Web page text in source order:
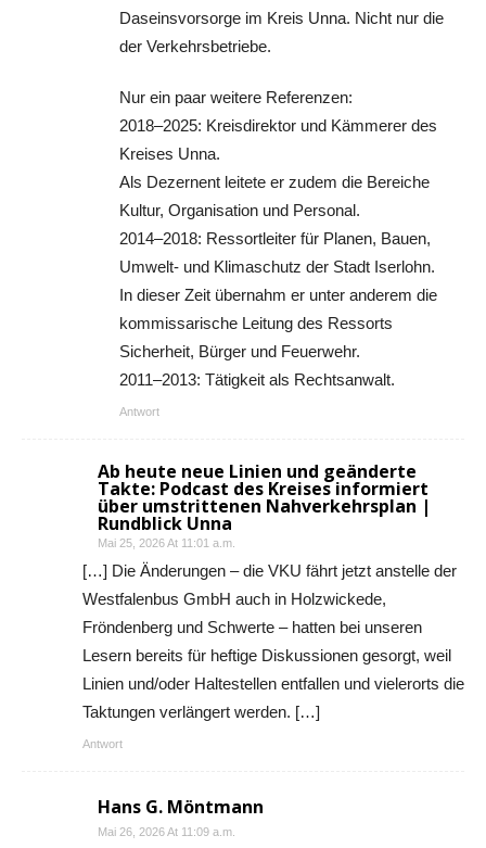
Daseinsvorsorge im Kreis Unna. Nicht nur die
der Verkehrsbetriebe.
Nur ein paar weitere Referenzen:
2018–2025: Kreisdirektor und Kämmerer des
Kreises Unna.
Als Dezernent leitete er zudem die Bereiche
Kultur, Organisation und Personal.
2014–2018: Ressortleiter für Planen, Bauen,
Umwelt- und Klimaschutz der Stadt Iserlohn.
In dieser Zeit übernahm er unter anderem die
kommissarische Leitung des Ressorts
Sicherheit, Bürger und Feuerwehr.
2011–2013: Tätigkeit als Rechtsanwalt.
Antwort
Ab heute neue Linien und geänderte
Takte: Podcast des Kreises informiert
über umstrittenen Nahverkehrsplan |
Rundblick Unna
Mai 25, 2026 At 11:01 a.m.
[…] Die Änderungen – die VKU fährt jetzt anstelle der
Westfalenbus GmbH auch in Holzwickede,
Fröndenberg und Schwerte – hatten bei unseren
Lesern bereits für heftige Diskussionen gesorgt, weil
Linien und/oder Haltestellen entfallen und vielerorts die
Taktungen verlängert werden. […]
Antwort
Hans G. Möntmann
Mai 26, 2026 At 11:09 a.m.